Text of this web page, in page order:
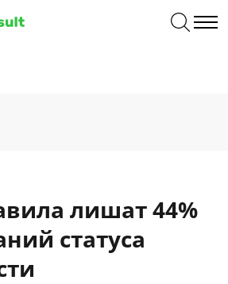
лишат 44%
статуса